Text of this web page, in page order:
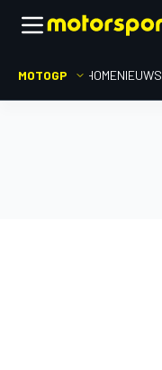
MOTOGP HOMENIEUWS